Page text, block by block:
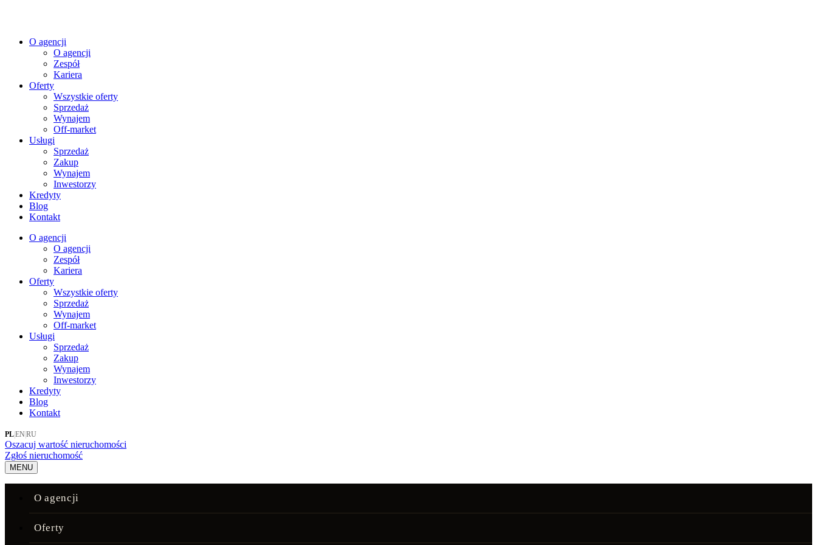
O agencji
O agencji
Zespół
Kariera
Oferty
Wszystkie oferty
Sprzedaż
Wynajem
Off-market
Usługi
Sprzedaż
Zakup
Wynajem
Inwestorzy
Kredyty
Blog
Kontakt
O agencji
O agencji
Zespół
Kariera
Oferty
Wszystkie oferty
Sprzedaż
Wynajem
Off-market
Usługi
Sprzedaż
Zakup
Wynajem
Inwestorzy
Kredyty
Blog
Kontakt
PLEN RU
Oszacuj wartość nieruchomości
Zgłoś nieruchomość
MENU
O agencji
Oferty